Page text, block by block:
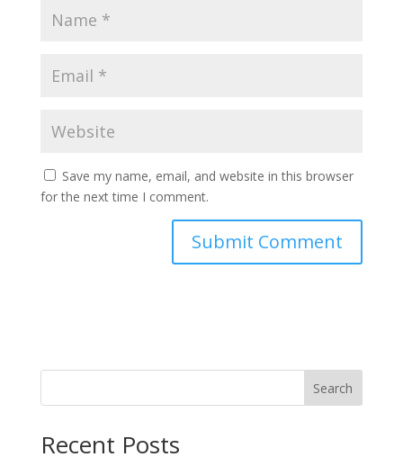
Save my name, email, and website in this browser
for the next time I comment.
Search
Recent Posts